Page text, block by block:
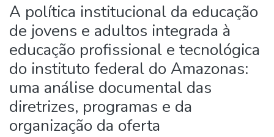
Manuals and Terms
Statistics
About RIIFB
Help
Contacts
A política institucional da educação
de jovens e adultos integrada à
educação profissional e tecnológica
do instituto federal do Amazonas:
uma análise documental das
diretrizes, programas e da
organização da oferta